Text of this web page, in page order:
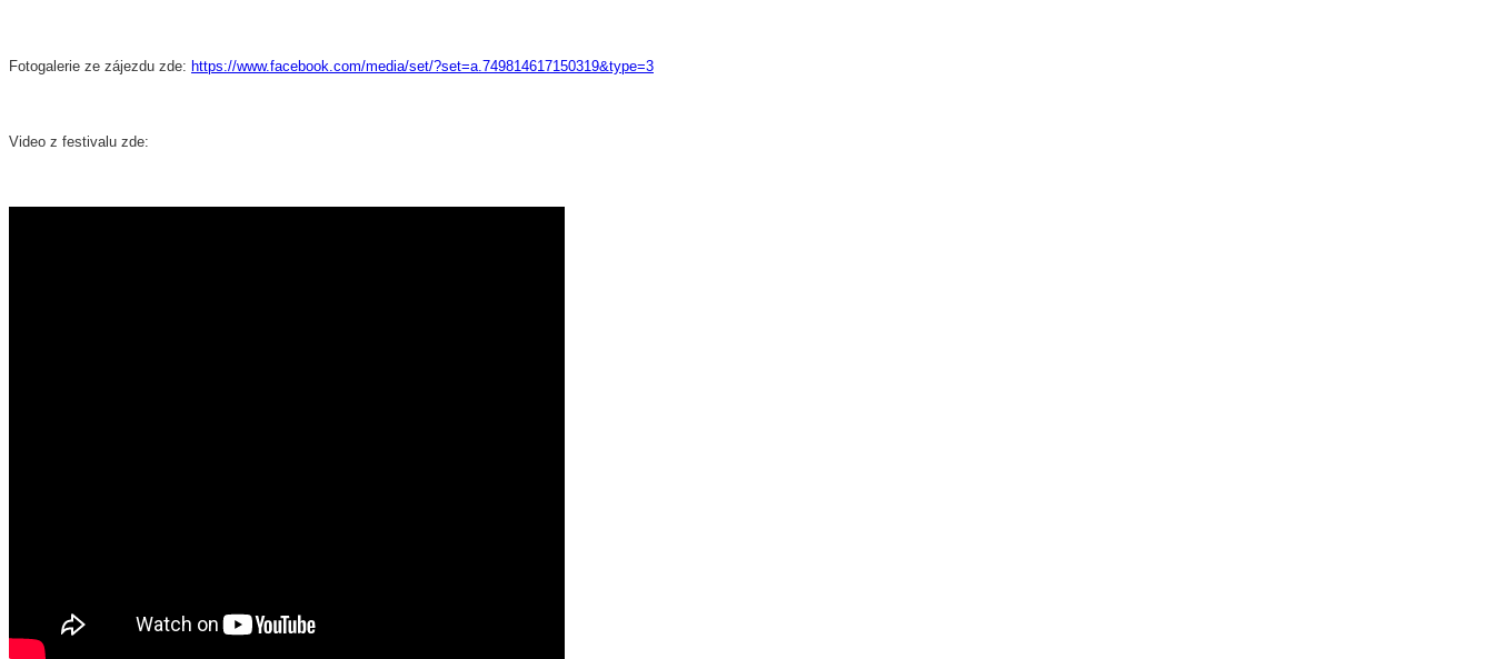
Fotogalerie ze zájezdu zde: https://www.facebook.com/media/set/?set=a.749814617150319&type=3
Video z festivalu zde: